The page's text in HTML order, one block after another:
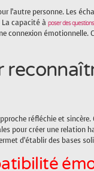
l’autre personne. Les
La capacité à poser des
connexion émotionnelle.
réfléchie et
pour créer une relation
d’établir des bases